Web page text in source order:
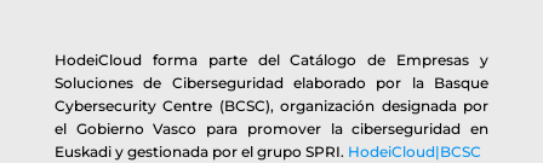
HodeiCloud forma parte del Catálogo de Empresas y
Soluciones de Ciberseguridad elaborado por la Basque
Cybersecurity Centre (BCSC), organización designada por
el Gobierno Vasco para promover la ciberseguridad en
Euskadi y gestionada por el grupo SPRI. HodeiCloud|BCSC